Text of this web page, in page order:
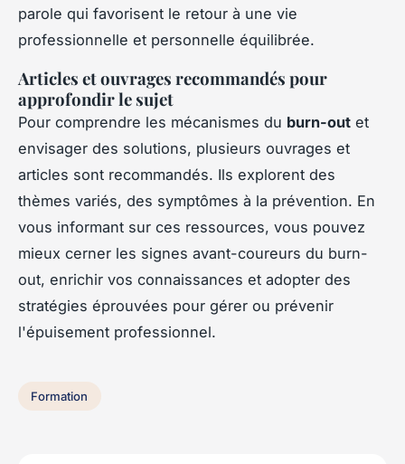
parole qui favorisent le retour à une vie
professionnelle et personnelle équilibrée.
Articles et ouvrages recommandés pour
approfondir le sujet
Pour comprendre les mécanismes du burn-out et
envisager des solutions, plusieurs ouvrages et
articles sont recommandés. Ils explorent des
thèmes variés, des symptômes à la prévention. En
vous informant sur ces ressources, vous pouvez
mieux cerner les signes avant-coureurs du burn-
out, enrichir vos connaissances et adopter des
stratégies éprouvées pour gérer ou prévenir
l'épuisement professionnel.
Formation